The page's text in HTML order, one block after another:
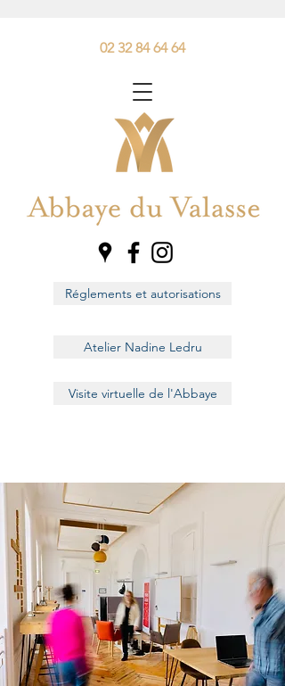
02 32 84 64 64
Réglements et autorisations
Atelier Nadine Ledru
Visite virtuelle de l'Abbaye